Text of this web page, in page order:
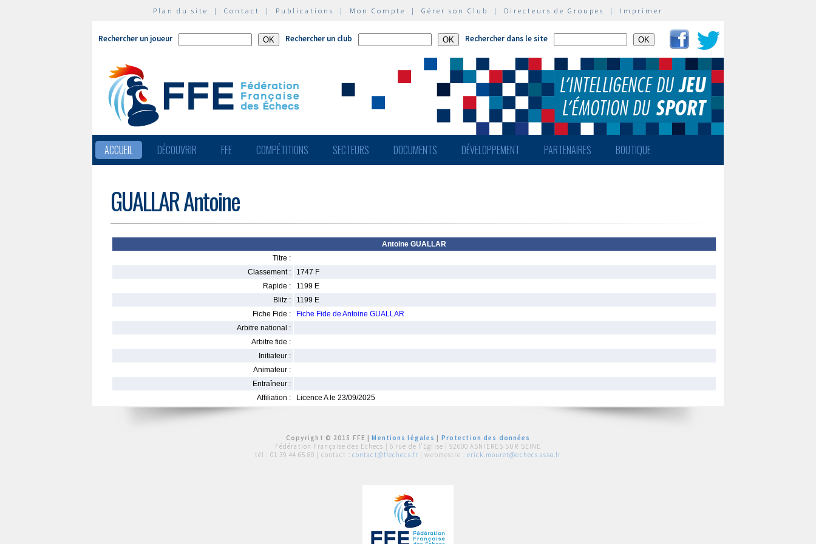
Plan du site | Contact | Publications | Mon Compte | Gérer son Club | Directeurs de Groupes | Imprimer
Rechercher un joueur Rechercher un club Rechercher dans le site
ACCUEIL DÉCOUVRIR FFE COMPÉTITIONS SECTEURS DOCUMENTS DÉVELOPPEMENT PARTENAIRES BOUTIQUE
GUALLAR Antoine
Antoine GUALLAR
Titre :
Classement :
1747 F
Rapide :
1199 E
Blitz :
1199 E
Fiche Fide :
Fiche Fide de Antoine GUALLAR
Arbitre national :
Arbitre fide :
Initiateur :
Animateur :
Entraîneur :
Affiliation :
Licence A le 23/09/2025
Copyright © 2015 FFE |Mentions légales
Protection des données
Fédération Française des Echecs | 6 rue de l'Eglise | 92600 ASNIERES SUR SEINE
tél : 01 39 44 65 80 | contact : contact@ffechecs.fr | webmestre : erick.mouret@echecs.asso.fr